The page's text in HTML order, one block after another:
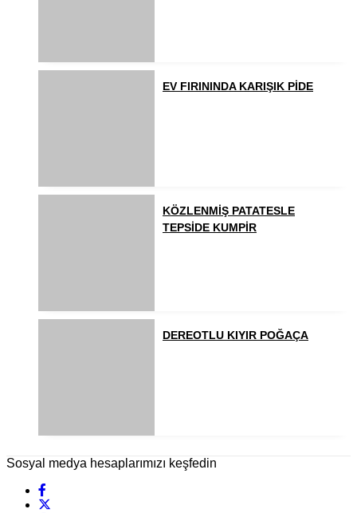
EV FIRININDA KARIŞIK PİDE
KÖZLENMİŞ PATATESLE
TEPSİDE KUMPİR
DEREOTLU KIYIR POĞAÇA
Sosyal medya hesaplarımızı keşfedin